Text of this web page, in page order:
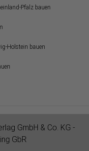
Pfalz bauen
Holstein bauen
GmbH & Co. KG -
GbR